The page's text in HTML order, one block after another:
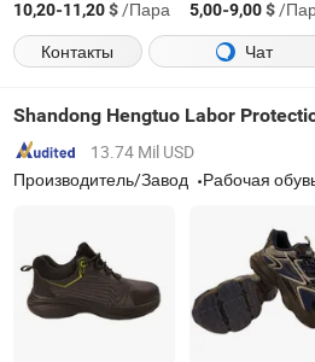
10,20-11,20$/Пара 5,00-9,00$/
Контакты
Чат
13.74 Mil USD
Производитель/Завод
Рабочая обувь, защитная обувь, обувь с металлическим носком, защитная footwear, промышленная защитная обувь,